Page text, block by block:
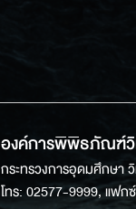
องค์การพิพิธภัณฑ์วิ
กระทรวงการอุดมศึกษา
โทร: 02577-9999, แฟก